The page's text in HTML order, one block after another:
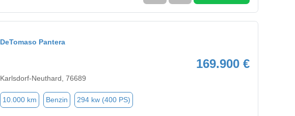
DeTomaso Pantera
169.900 €
Karlsdorf-Neuthard, 76689
10.000 km Benzin 294 kw (400 PS)